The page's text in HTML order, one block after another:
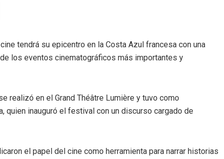
tendrá su epicentro en la Costa Azul francesa con una
los eventos cinematográficos más importantes y
realizó en el Grand Théâtre Lumière y tuvo como
quien inauguró el festival con un discurso cargado de
el papel del cine como herramienta para narrar historias